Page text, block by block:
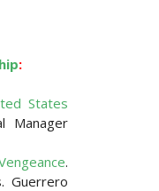
brutal Street
:
States
Manager
.
Guerrero